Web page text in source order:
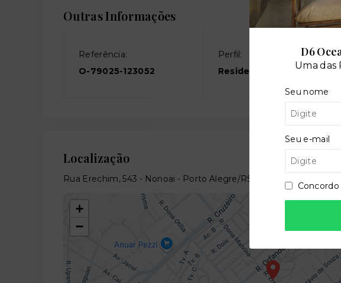
Outras Informações
Referência:
O-79025-123052
Perfil:
Residencial
Localização
Rua Erechim, 543 - Nonoai - Porto Alegre/RS
+
−
D6
Uma das
Seu nome
Seu e-mail